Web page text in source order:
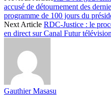
accusé de détournement des
programme de 100 jours du
Next Article RDC-Justice : le
en direct sur Canal Futur
Gauthier Masasu